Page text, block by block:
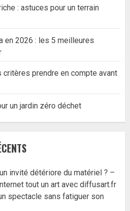
: astuces pour un terrain
en 2026 : les 5 meilleures
critères prendre en compte avant
un jardin zéro déchet
invité détériore du matériel ? –
tout un art avec diffusart.fr
spectacle sans fatiguer son